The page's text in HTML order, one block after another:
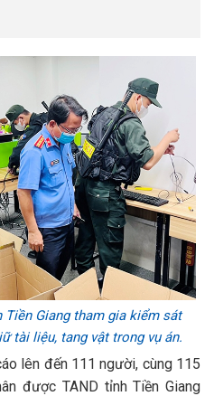
Tiền Giang tham gia kiểm sát
tài liệu, tang vật trong vụ án.
lên đến 111 người, cùng 115
được TAND tỉnh Tiền Giang